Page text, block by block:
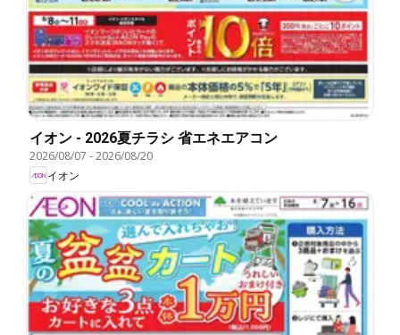
イオン - 2026夏チラシ 省エネエアコン
2026/08/07 -2026/08/20
イオン